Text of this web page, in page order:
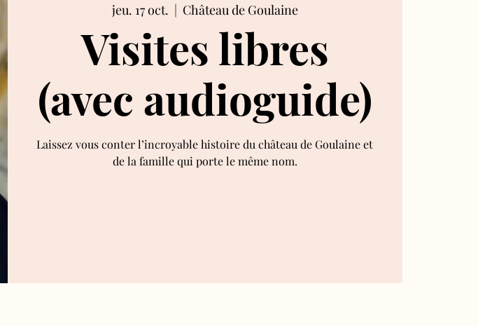
jeu. 17 oct.
  |
Château de Goulaine
Visites libres
(avec audioguide)
Laissez vous conter l’incroyable histoire du château de Goulaine et
de la famille qui porte le même nom.